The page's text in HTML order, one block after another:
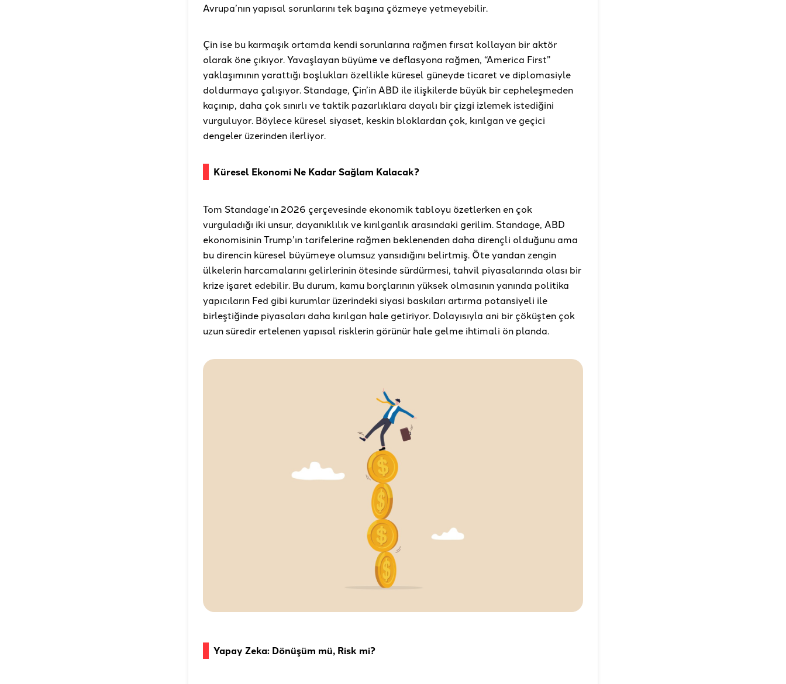
Avrupa’nın yapısal sorunlarını tek başına çözmeye yetmeyebilir.
Çin ise bu karmaşık ortamda kendi sorunlarına rağmen fırsat kollayan bir aktör
olarak öne çıkıyor. Yavaşlayan büyüme ve deflasyona rağmen, “America First”
yaklaşımının yarattığı boşlukları özellikle küresel güneyde ticaret ve diplomasiyle
doldurmaya çalışıyor. Standage, Çin’in ABD ile ilişkilerde büyük bir cepheleşmeden
kaçınıp, daha çok sınırlı ve taktik pazarlıklara dayalı bir çizgi izlemek istediğini
vurguluyor. Böylece küresel siyaset, keskin bloklardan çok, kırılgan ve geçici
dengeler üzerinden ilerliyor.
Küresel Ekonomi Ne Kadar Sağlam Kalacak?
Tom Standage’ın 2026 çerçevesinde ekonomik tabloyu özetlerken en çok
vurguladığı iki unsur, dayanıklılık ve kırılganlık arasındaki gerilim. Standage, ABD
ekonomisinin Trump’ın tarifelerine rağmen beklenenden daha dirençli olduğunu ama
bu direncin küresel büyümeye olumsuz yansıdığını belirtmiş. Öte yandan zengin
ülkelerin harcamalarını gelirlerinin ötesinde sürdürmesi, tahvil piyasalarında olası bir
krize işaret edebilir. Bu durum, kamu borçlarının yüksek olmasının yanında politika
yapıcıların Fed gibi kurumlar üzerindeki siyasi baskıları artırma potansiyeli ile
birleştiğinde piyasaları daha kırılgan hale getiriyor. Dolayısıyla ani bir çöküşten çok
uzun süredir ertelenen yapısal risklerin görünür hale gelme ihtimali ön planda.
Yapay Zeka: Dönüşüm mü, Risk mi?